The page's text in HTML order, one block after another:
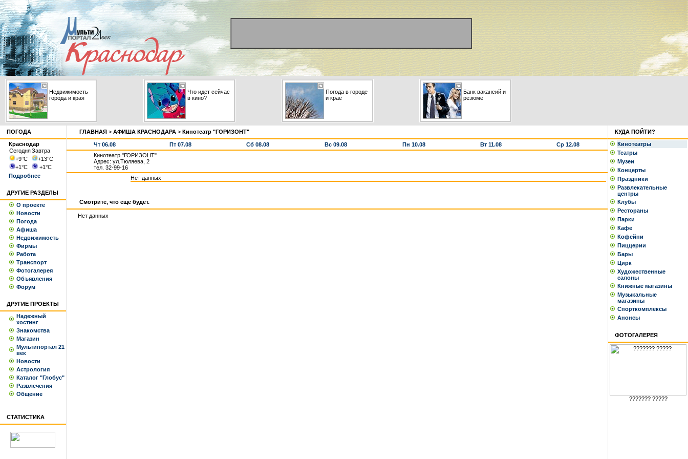
Недвижимость
города и края
Что идет сейчас
в кино?
Погода в городе
и крае
Банк вакансий и
резюме
ПОГОДА
Краснодар
СегодняЗавтра
+9°С +13°С
+1°С +1°С
Подробнее
ДРУГИЕ РАЗДЕЛЫ
О проекте
Новости
Погода
Афиша
Недвижимость
Фирмы
Работа
Транспорт
Фотогалерея
Объявления
Форум
ДРУГИЕ ПРОЕКТЫ
Надежный
хостинг
Знакомства
Магазин
Мультипортал 21
век
Новости
Астрология
Каталог "Глобус"
Развлечения
Общение
СТАТИСТИКА
ГЛАВНАЯ > АФИША КРАСНОДАРА > Кинотеатр "ГОРИЗОНТ"
Чт 06.08 Пт 07.08 Сб 08.08 Вс 09.08 Пн 10.08 Вт 11.08
Ср 12.08
Кинотеатр "ГОРИЗОНТ"
Адрес: ул.Тюляева, 2
тел. 32-99-16
Нет данных
Смотрите, что еще будет.
Нет данных
КУДА ПОЙТИ?
Кинотеатры
Театры
Музеи
Концерты
Праздники
Развлекательные
центры
Клубы
Рестораны
Парки
Кафе
Кофейни
Пиццерии
Бары
Цирк
Художественные
салоны
Книжные магазины
Музыкальные
магазины
Спорткомплексы
Анонсы
ФОТОГАЛЕРЕЯ
??????? ?????